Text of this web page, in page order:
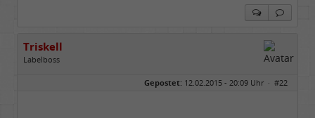
Triskell
Labelboss
Gepostet: 12.02.2015 - 20:09 Uhr · #22